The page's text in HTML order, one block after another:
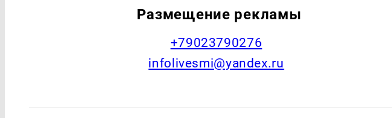
Размещение рекламы
+79023790276
infolivesmi@yandex.ru